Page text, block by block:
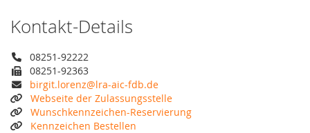
Kontakt-Details
08251-92222
08251-92363
birgit.lorenz@lra-aic-fdb.de
Webseite der Zulassungsstelle
Wunschkennzeichen-Reservierung
Kennzeichen Bestellen